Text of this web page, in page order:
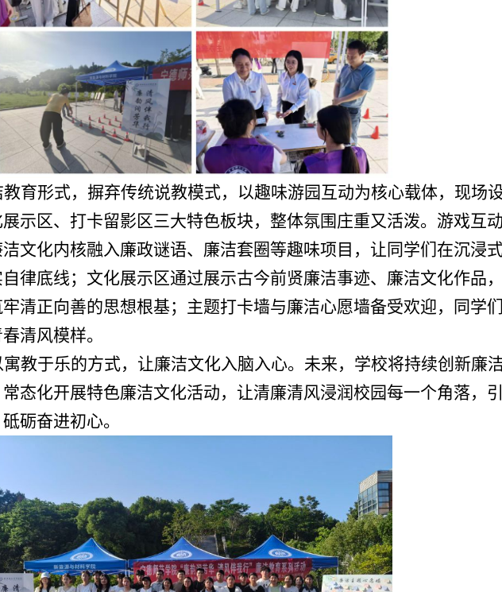
育形式，摒弃传统说教模式，以趣味游园互动为核心载体，现场
示区、打卡留影区三大特色板块，整体氛围庄重又活泼。游戏互
文化内核融入廉政谜语、廉洁套圈等趣味项目，让同学们在沉浸
律底线；文化展示区通过展示古今前贤廉洁事迹、廉洁文化作品
清正向善的思想根基；主题打卡墙与廉洁心愿墙备受欢迎，同学
清风模样。
教于乐的方式，让廉洁文化入脑入心。未来，学校将持续创新廉
态化开展特色廉洁文化活动，让清廉清风浸润校园每一个角落，
砺奋进初心。